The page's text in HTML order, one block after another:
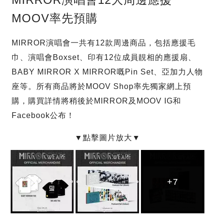
MOOV率先預購
MIRROR演唱會一共有12款周邊商品，包括應援毛
巾、演唱會Boxset、印有12位成員靚相的應援扇、
BABY MIRROR X MIRROR嘅Pin Set、亞加力人物
座等。所有商品將於MOOV Shop率先獨家網上預
購，購買詳情將稍後於MIRROR及MOOV IG和
Facebook公布！
+7
+7
+7